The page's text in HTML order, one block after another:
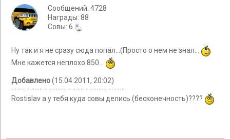
Сообщений: 4728
Награды: 88
Cовы: 6
Ну так и я не сразу сюда попал...(Просто о нем не знал...
Мне кажется неплохо 850...
Добавлено(15.04.2011, 20:02)
---------------------------------------------
Rostislav а у тебя куда совы делись (бесконечность)????